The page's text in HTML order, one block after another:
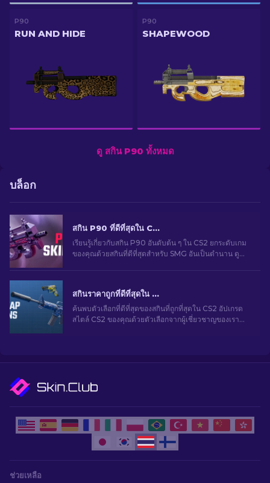
P90
RUN AND HIDE
P90
SHAPEWOOD
ดู สกิน P90 ทั้งหมด
บล็อก
สกิน P90 ที่ดีที่สุดใน CS2: การจัดอันดับ [2026]
เรียนรู้เกี่ยวกับสกิน P90 อันดับต้น ๆ ใน CS2 ยกระดับเกม
ของคุณด้วยสกินที่ดีที่สุดสำหรับ SMG อันเป็นตำนาน ดู
สกินราคาถูกที่ดีที่สุดใน CS2 [2026]
ค้นพบตัวเลือกที่ดีที่สุดของสกินที่ถูกที่สุดใน CS2 อัปเกรด
สไตล์ CS2 ของคุณด้วยตัวเลือกจากผู้เชี่ยวชาญของเรา
ช่วยเหลือ